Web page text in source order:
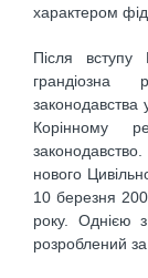
характером
Після
грандіозна
законодавства
Корінному
нового
10 березня
року. Однією з
розроблений за